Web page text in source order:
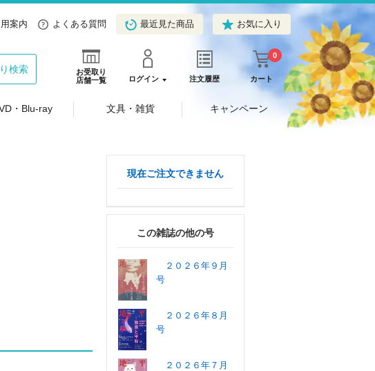
案内 よくある質問 最近見た商品 お気に入り
お受取り
店舗一覧
ログイン 注文履歴 カート
0
検索
・Blu-ray 文具・雑貨 キャンペーン
現在ご注文できません
この雑誌の他の号
２０２６年９月
号
２０２６年８月
号
２０２６年７月